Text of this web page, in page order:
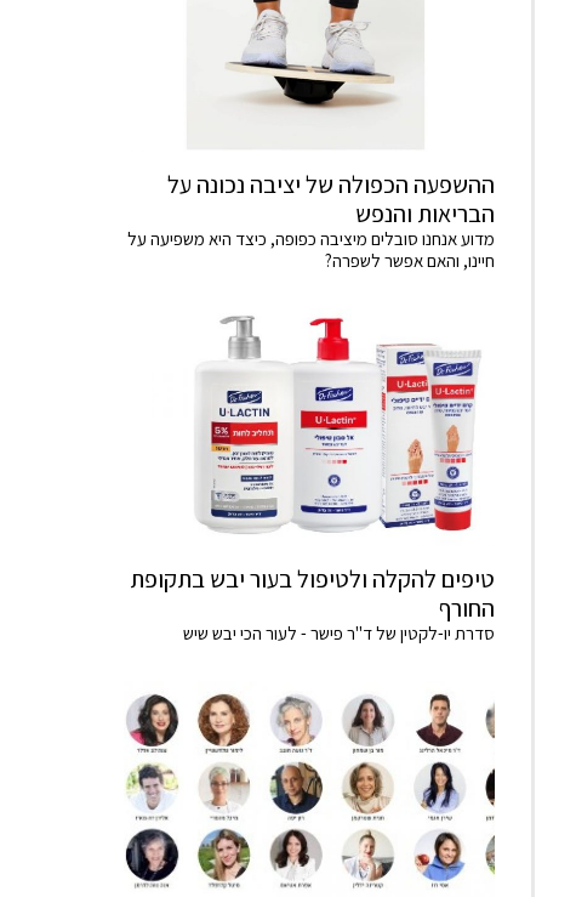
ההשפעה הכפולה של יציבה נכונה על
הבריאות והנפש
מדוע אנחנו סובלים מיציבה כפופה, כיצד היא משפיעה על
חיינו, והאם אפשר לשפרה?
טיפים להקלה ולטיפול בעור יבש בתקופת
החורף
סדרת יו-לקטין של ד"ר פישר - לעור הכי יבש שיש